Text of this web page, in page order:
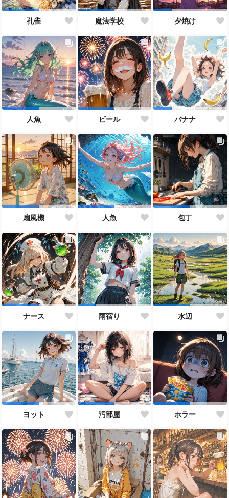
孔雀 魔法学校 夕焼け
人魚 ビール バナナ
扇風機 人魚 包丁
ナース 雨宿り 水辺
ヨット 汚部屋 ホラー